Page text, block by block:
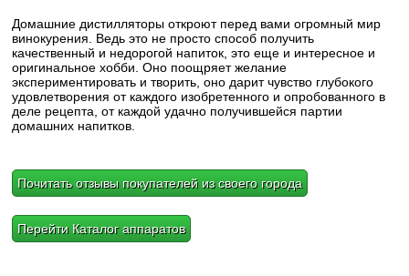
Домашние дистилляторы откроют перед вами огромный мир
винокурения. Ведь это не просто способ получить
качественный и недорогой напиток, это еще и интересное и
оригинальное хобби. Оно поощряет желание
экспериментировать и творить, оно дарит чувство глубокого
удовлетворения от каждого изобретенного и опробованного в
деле рецепта, от каждой удачно получившейся партии
домашних напитков.
Почитать отзывы покупателей из своего города
Перейти Каталог аппаратов